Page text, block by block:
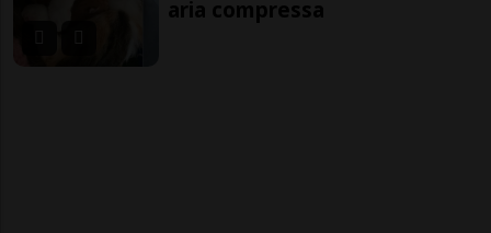
aria compressa